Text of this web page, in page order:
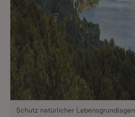
Schutz natürlicher Lebensgrundlagen